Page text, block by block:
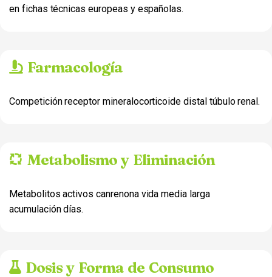
en fichas técnicas europeas y españolas.
Farmacología
Competición receptor mineralocorticoide distal túbulo renal.
Metabolismo y Eliminación
Metabolitos activos canrenona vida media larga
acumulación días.
Dosis y Forma de Consumo